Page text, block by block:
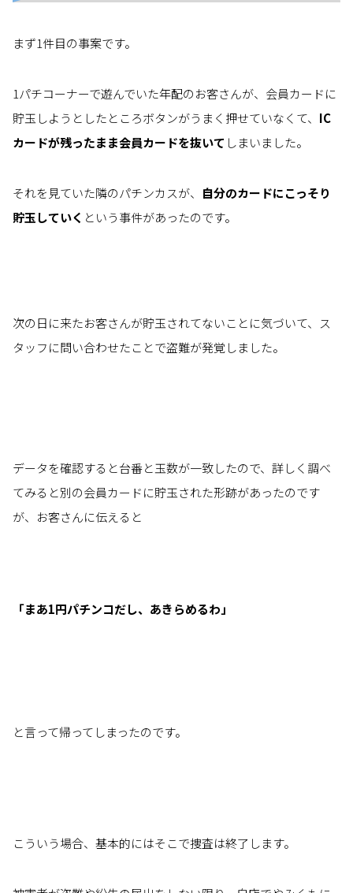
まず1件目の事案です。
1パチコーナーで遊んでいた年配のお客さんが、会員カードに
貯玉しようとしたところボタンがうまく押せていなくて、 IC
カードが残ったまま会員カードを抜いて しまいました。
それを見ていた隣のパチンカスが、 自分のカードにこっそり
貯玉していく という事件があったのです。
次の日に来たお客さんが貯玉されてないことに気づいて、ス
タッフに問い合わせたことで盗難が発覚しました。
データを確認すると台番と玉数が一致したので、詳しく調べ
てみると別の会員カードに貯玉された形跡があったのです
が、お客さんに伝えると
「まあ1円パチンコだし、あきらめるわ」
と言って帰ってしまったのです。
こういう場合、基本的にはそこで捜査は終了します。